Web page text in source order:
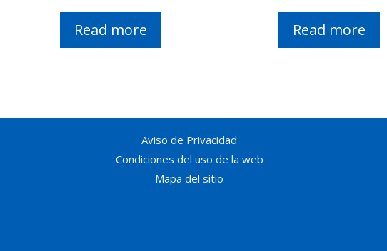
Read more Read more
Aviso de Privacidad
Condiciones del uso de la web
Mapa del sitio